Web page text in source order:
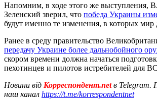
Напомним, в ходе этого же выступления,
Зеленский зверил, что победа Украины
будут именно те изменения, в которых мир
Ранее в среду правительство
передачу Украине более дальнобойного
скором времени должна начаться
пехотинцев и пилотов истребителей для
Новини від Корреспондент.netв Telegram.
наш канал https://t.me/korrespondentnet